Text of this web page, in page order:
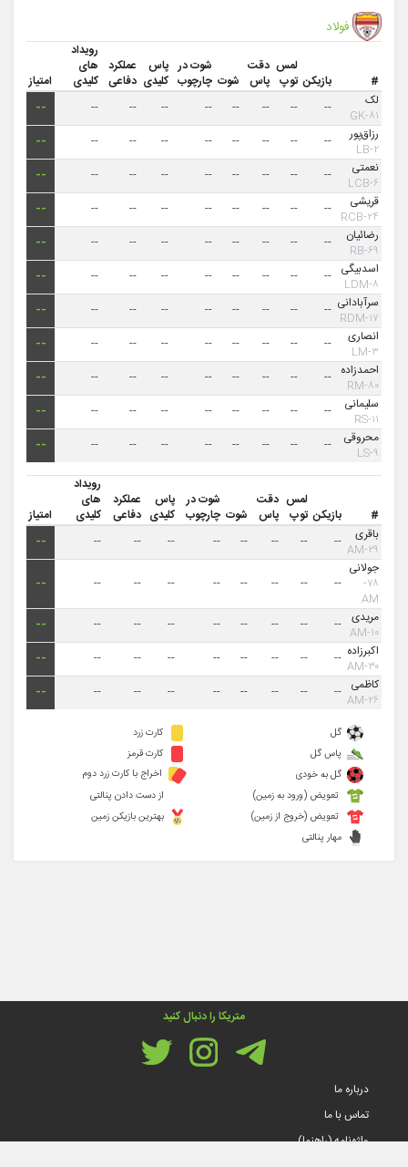
فولاد
# بازیکن
لمس
توپ
دقت
پاس
شوت
شوت در
چارچوب
پاس
کلیدی
عملکرد
دفاعی
رویداد
های
کلیدی
امتیاز
لک
۸۱-GK
--
--
--
--
--
--
--
--
--
رزاق‌پور
۲-LB
--
--
--
--
--
--
--
--
--
نعمتی
۶-LCB
--
--
--
--
--
--
--
--
--
قریشی
۲۴-RCB
--
--
--
--
--
--
--
--
--
رضائیان
۶۹-RB
--
--
--
--
--
--
--
--
--
اسدبیگی
۸-LDM
--
--
--
--
--
--
--
--
--
سرآبادانی
۱۷-RDM
--
--
--
--
--
--
--
--
--
انصاری
۳-LM
--
--
--
--
--
--
--
--
--
احمدزاده
۸۰-RM
--
--
--
--
--
--
--
--
--
سلیمانی
۱۱-RS
--
--
--
--
--
--
--
--
--
محروقی
۹-LS
--
--
--
--
--
--
--
--
--
# بازیکن
لمس
توپ
دقت
پاس
شوت
شوت در
چارچوب
پاس
کلیدی
عملکرد
دفاعی
رویداد
های
کلیدی
امتیاز
باقری
۲۹-AM
--
--
--
--
--
--
--
--
--
جولانی
۷۸-
AM
--
--
--
--
--
--
--
--
--
مریدی
۱۰-AM
--
--
--
--
--
--
--
--
--
اکبرزاده
۳۰-AM
--
--
--
--
--
--
--
--
--
کاظمی
۲۶-AM
--
--
--
--
--
--
--
--
--
گل
پاس گل
گل به خودی
کارت زرد
کارت قرمز
اخراج با کارت زرد دوم
تعویض (ورود به زمین)
تعویض (خروج از زمین)
مهار پنالتی
از دست دادن پنالتی
بهترین بازیکن زمین
متریکا را دنبال کنید
درباره ما
تماس با ما
واژه‌نامه (راهنما)